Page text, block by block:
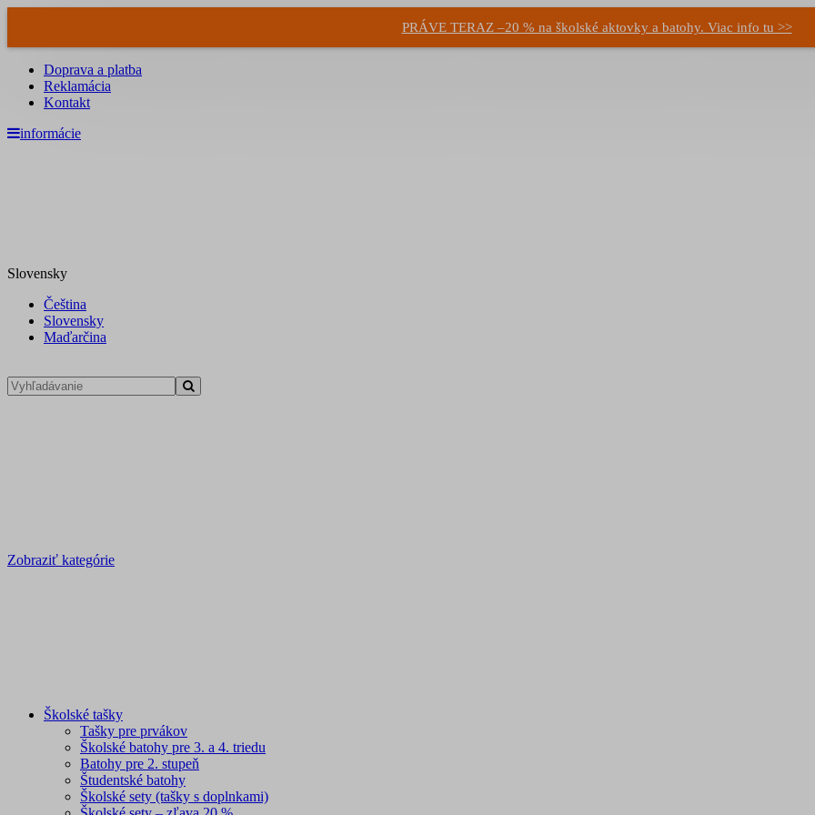
PRÁVE TERAZ –20 % na školské aktovky a batohy. Viac info tu >>
Doprava a platba
Reklamácia
Kontakt
informácie
Slovensky
Čeština
Slovensky
Maďarčina
Zobraziť kategórie
Školské tašky
Tašky pre prvákov
Školské batohy pre 3. a 4. triedu
Batohy pre 2. stupeň
Študentské batohy
Školské sety (tašky s doplnkami)